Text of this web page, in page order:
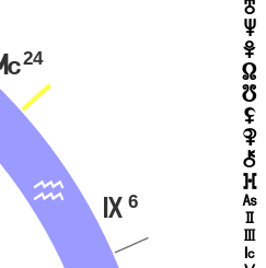
E
6
O
24
u
v
w
x
y
z
{
|
}
G
H
I
J